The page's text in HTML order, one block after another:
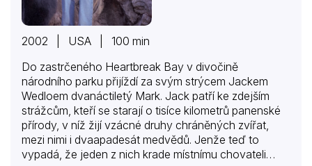
2002 | USA | 100 min
Do zastrčeného Heartbreak Bay v divočině
národního parku přijíždí za svým strýcem Jackem
Wedloem dvanáctiletý Mark. Jack patří ke zdejším
strážcům, kteří se starají o tisíce kilometrů panenské
přírody, v níž žijí vzácné druhy chráněných zvířat,
mezi nimi i dvaapadesát medvědů. Jenže teď to
vypadá, že jeden z nich krade místnímu chovateli